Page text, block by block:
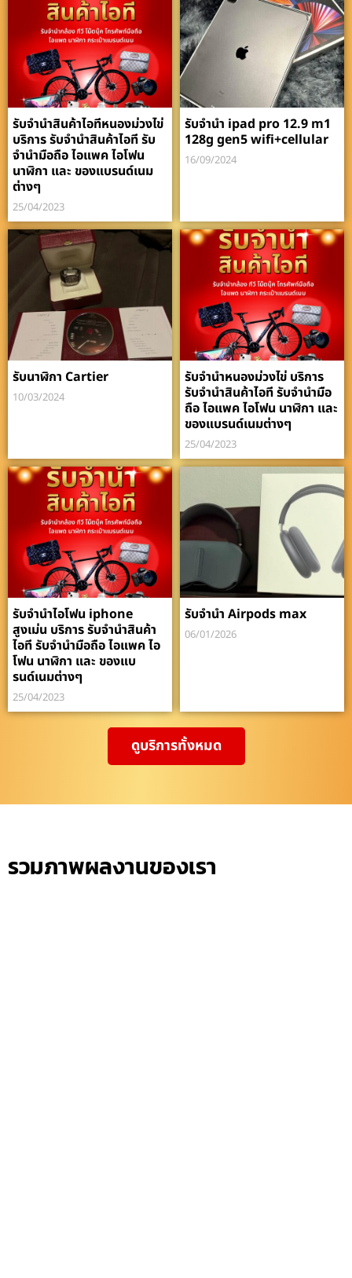
รับจำนำสินค้าไอทีหนองม่วงไข่
บริการ รับจำนำสินค้าไอที รับ
จำนำมือถือ ไอแพค ไอโฟน
นาฬิกา และ ของแบรนด์เนม
ต่างๆ
25/04/2023
รับจำนำ ipad pro 12.9 m1
128g gen5 wifi+cellular
16/09/2024
รับนาฬิกา Cartier
10/03/2024
รับจำนำหนองม่วงไข่ บริการ
รับจำนำสินค้าไอที รับจำนำมือ
ถือ ไอแพค ไอโฟน นาฬิกา และ
ของแบรนด์เนมต่างๆ
25/04/2023
รับจำนำไอโฟน iphone
สูงเม่น บริการ รับจำนำสินค้า
ไอที รับจำนำมือถือ ไอแพค ไอ
โฟน นาฬิกา และ ของแบ
รนด์เนมต่างๆ
25/04/2023
รับจำนำ Airpods max
06/01/2026
ดูบริการทั้งหมด
รวมภาพผลงานของเรา